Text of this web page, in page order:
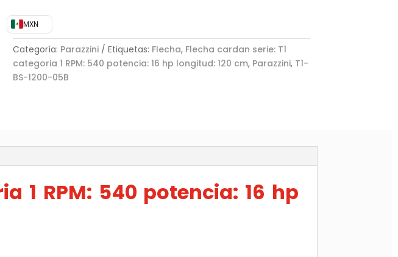
MXN
Categoría: Parazzini Etiquetas: Flecha, Flecha cardan serie: T1
categoria 1 RPM: 540 potencia: 16 hp longitud: 120 cm, Parazzini, T1-
BS-1200-05B
1 RPM: 540 potencia: 16 hp